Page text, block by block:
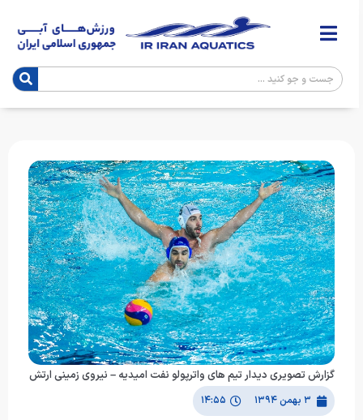
گزارش تصویری دیدار تیم های واترپولو نفت امیدیه – نیروی زمینی ارتش
۳ بهمن ۱۳۹۴ ۱۴:۵۵